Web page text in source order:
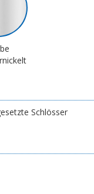
Schlösser